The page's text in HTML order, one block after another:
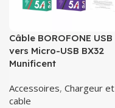
Câble BOROFONE USB
vers Micro-USB BX32
Munificent
Accessoires, Chargeur et
cable